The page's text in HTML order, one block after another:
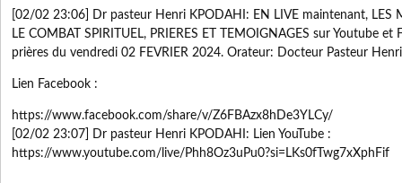
[02/02 23:06] Dr pasteur Henri KPODAHI: EN LIVE maintenant, LES
LE COMBAT SPIRITUEL, PRIERES ET TEMOIGNAGES sur Youtube
prières du vendredi 02 FEVRIER 2024. Orateur: Docteur Pasteur
Lien Facebook :
https://www.facebook.com/share/v/Z6FBAzx8hDe3YLCy/
[02/02 23:07] Dr pasteur Henri KPODAHI: Lien YouTube :
https://www.youtube.com/live/Phh8Oz3uPu0?si=LKs0fTwg7xXphFif